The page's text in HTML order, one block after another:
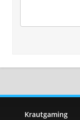
Krautgaming